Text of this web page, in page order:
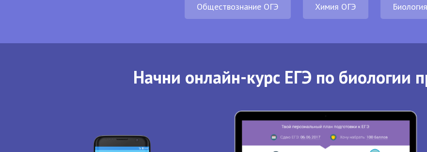
Обществознание ОГЭ Химия ОГЭ
Начни онлайн-курс ЕГЭ по биологии